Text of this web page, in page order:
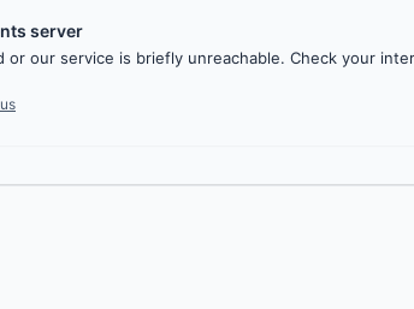
server
or our service is briefly unreachable. Check your